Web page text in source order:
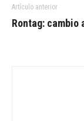
Artículo anterior
Rontag: cambio